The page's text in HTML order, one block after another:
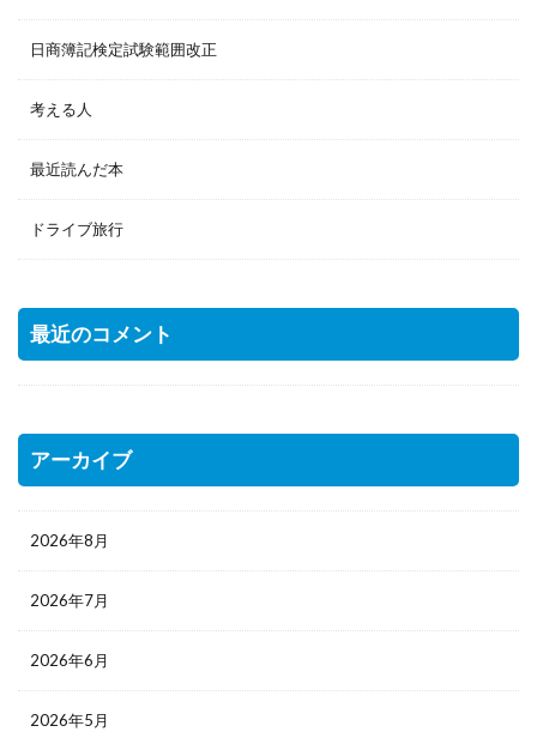
日商簿記検定試験範囲改正
考える人
最近読んだ本
ドライブ旅行
最近のコメント
アーカイブ
2026年8月
2026年7月
2026年6月
2026年5月